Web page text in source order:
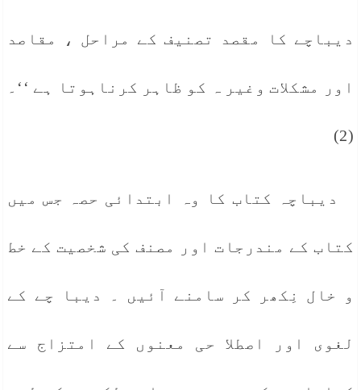
دیباچے کا مقصد تصنیف کے مراحل ، مقاصد
اور مشکلات وغیر ہ کو ظاہر کرناہوتا ہے ‘‘۔
(2)
دیباچہ کتاب کا وہ ابتدائی حصہ جس میں
کتاب کے مندرجات اور مصنف کی شخصیت کے خط
و خال نِکھر کر سامنے آئیں ۔ دیبا چے کے
لغوی اور اصطلا حی معنوں کے امتزاج سے